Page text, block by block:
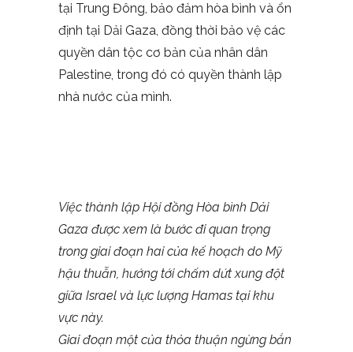
tại Trung Đông, bảo đảm hòa bình và ổn
định tại Dải Gaza, đồng thời bảo vệ các
quyền dân tộc cơ bản của nhân dân
Palestine, trong đó có quyền thành lập
nhà nước của mình.
Việc thành lập Hội đồng Hòa bình Dải
Gaza được xem là bước đi quan trọng
trong giai đoạn hai của kế hoạch do Mỹ
hậu thuẫn, hướng tới chấm dứt xung đột
giữa Israel và lực lượng Hamas tại khu
vực này.
Giai đoạn một của thỏa thuận ngừng bắn